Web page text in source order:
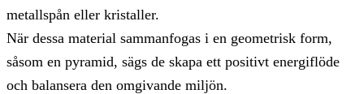
metallspån eller kristaller.
När dessa material sammanfogas i en geometrisk form,
såsom en pyramid, sägs de skapa ett positivt energiflöde
och balansera den omgivande miljön.